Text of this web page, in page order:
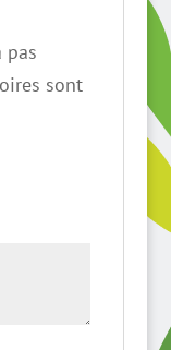
pas
sont